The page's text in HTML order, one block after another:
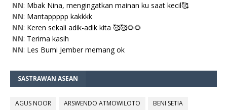
NN: Mbak Nina, mengingatkan mainan ku saat kecil🥰
NN: Mantappppp kakkkk
NN: Keren sekali adik-adik kita 🥰🥰🌻🌻
NN: Terima kasih
NN: Les Bumi Jember memang ok
SASTRAWAN ASEAN
AGUS NOOR ARSWENDO ATMOWILOTO
BENI SETIA